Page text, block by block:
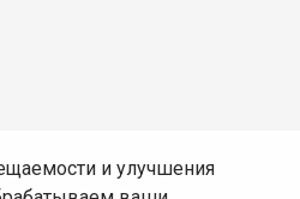
и улучшения